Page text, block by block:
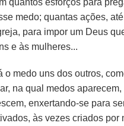
medo; quantas ações,
para impor um Deus
e às mulheres...
o medo uns dos outros,
na qual medos
enxertando-se para
às vezes criados por